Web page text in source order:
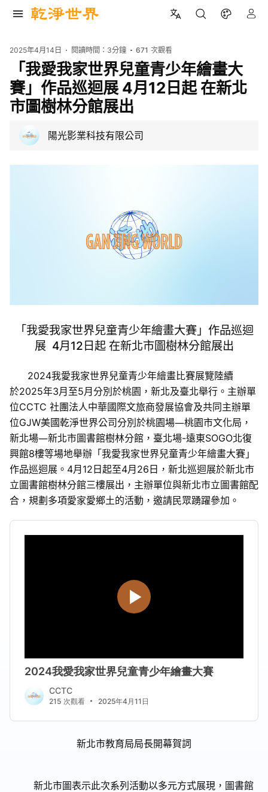
2025年4月14日 閱讀時間： 3分鐘 671 次觀看
「我愛我家世界兒童青少年繪畫大
賽」作品巡迴展 4月12日起 在新北
市圖樹林分館展出
陽光影業科技有限公司
「我愛我家世界兒童青少年繪畫大賽」作品巡迴
展 4月12日起 在新北市圖樹林分館展出
2024我愛我家世界兒童青少年繪畫比賽展覽陸續
於2025年3月至5月分別於桃園，新北及臺北舉行。主辦單
位CCTC 社團法人中華國際文旅商發展協會及共同主辦單
位GJW美國乾淨世界公司分別於桃園場―桃園市文化局，
新北場―新北市圖書館樹林分館，臺北場-遠東SOGO北復
興館8樓等場地舉辦「我愛我家世界兒童青少年繪畫大賽」
作品巡迴展。 4月12日起至4月26日，新北巡迴展於新北市
立圖書館樹林分館三樓展出，主辦單位與新北市立圖書館配
合，規劃多項愛家愛鄉土的活動，邀請民眾踴躍參加。
新北市教育局局長開幕賀詞
新北市圖表示此次系列活動以多元方式展現，圖書館